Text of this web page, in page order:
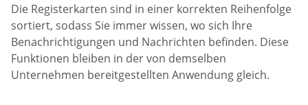
Die Registerkarten sind in einer korrekten Reihenfolge
sortiert, sodass Sie immer wissen, wo sich Ihre
Benachrichtigungen und Nachrichten befinden. Diese
Funktionen bleiben in der von demselben
Unternehmen bereitgestellten Anwendung gleich.